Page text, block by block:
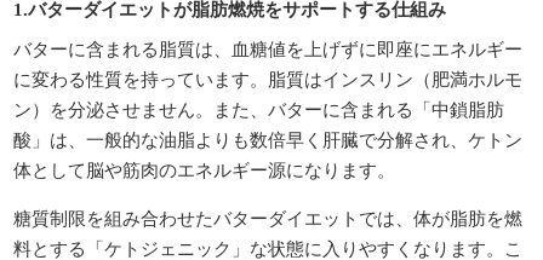
1.バターダイエットが脂肪燃焼をサポートする仕組み
バターに含まれる脂質は、血糖値を上げずに即座にエネルギー
に変わる性質を持っています。脂質はインスリン（肥満ホルモ
ン）を分泌させません。また、バターに含まれる「中鎖脂肪
酸」は、一般的な油脂よりも数倍早く肝臓で分解され、ケトン
体として脳や筋肉のエネルギー源になります。
糖質制限を組み合わせたバターダイエットでは、体が脂肪を燃
料とする「ケトジェニック」な状態に入りやすくなります。こ